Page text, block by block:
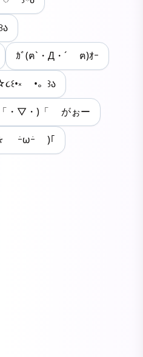
ｶﾞ(ฅ`・Д・´ ฅ)ｵｰ
•。꒱ა
・▽・)「 がぉー
* ｰ̀ωｰ́ )｢